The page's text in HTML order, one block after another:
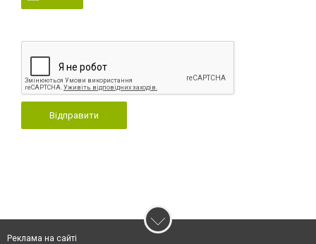
Відправити
Реклама на сайті